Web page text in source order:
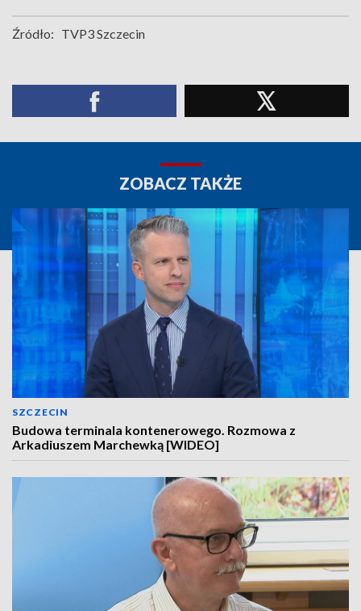
Źródło: TVP3 Szczecin
ZOBACZ TAKŻE
SZCZECIN
Budowa terminala kontenerowego. Rozmowa z
Arkadiuszem Marchewką [WIDEO]